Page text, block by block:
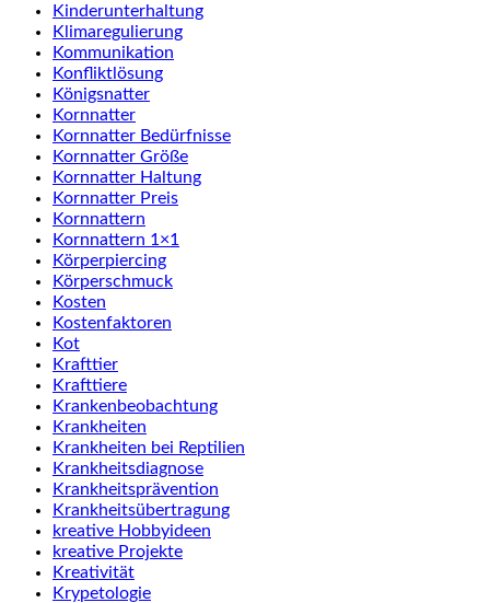
Kinderunterhaltung
Klimaregulierung
Kommunikation
Konfliktlösung
Königsnatter
Kornnatter
Kornnatter Bedürfnisse
Kornnatter Größe
Kornnatter Haltung
Kornnatter Preis
Kornnattern
Kornnattern 1×1
Körperpiercing
Körperschmuck
Kosten
Kostenfaktoren
Kot
Krafttier
Krafttiere
Krankenbeobachtung
Krankheiten
Krankheiten bei Reptilien
Krankheitsdiagnose
Krankheitsprävention
Krankheitsübertragung
kreative Hobbyideen
kreative Projekte
Kreativität
Krypetologie